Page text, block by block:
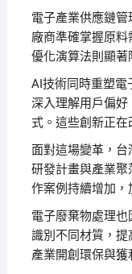
電子產業供應鏈
廠商準確掌握原
優化演算法則顯著
AI技術同時重塑電
深入理解用戶偏好
式。這些創新正在
面對這場變革，
研發計畫與產業
作案例持續增加，
電子廢棄物處理
識別不同材質，
產業開創環保與獲